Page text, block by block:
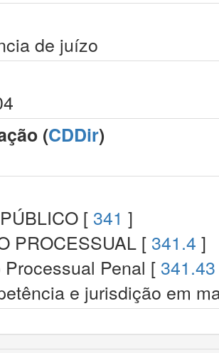
de juízo
(CDDir)
[ 341 ]
PROCESSUAL [ 341.4 ]
Processual Penal [ 341.43
e jurisdição em